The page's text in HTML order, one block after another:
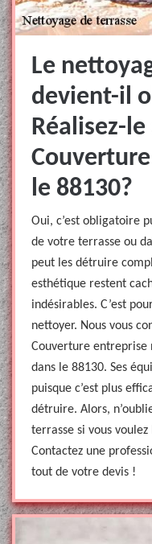
Le
devient-il
Réalisez-le
le 88130?
Oui, c’est obligatoire
de votre terrasse ou
peut les détruire
esthétique restent
indésirables. C’est
nettoyer. Nous vous
Couverture entreprise
dans le 88130. Ses
puisque c’est plus
détruire. Alors,
terrasse si vous
Contactez une
tout de votre devis !